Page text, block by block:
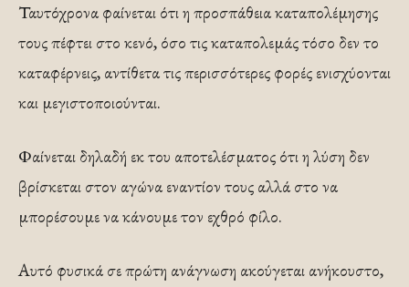
Ταυτόχρονα φαίνεται ότι η προσπάθεια καταπολέμησης
τους πέφτει στο κενό, όσο τις καταπολεμάς τόσο δεν το
καταφέρνεις, αντίθετα τις περισσότερες φορές ενισχύονται
και μεγιστοποιούνται.
Φαίνεται δηλαδή εκ του αποτελέσματος ότι η λύση δεν
βρίσκεται στον αγώνα εναντίον τους αλλά στο να
μπορέσουμε να κάνουμε τον εχθρό φίλο.
Αυτό φυσικά σε πρώτη ανάγνωση ακούγεται ανήκουστο,